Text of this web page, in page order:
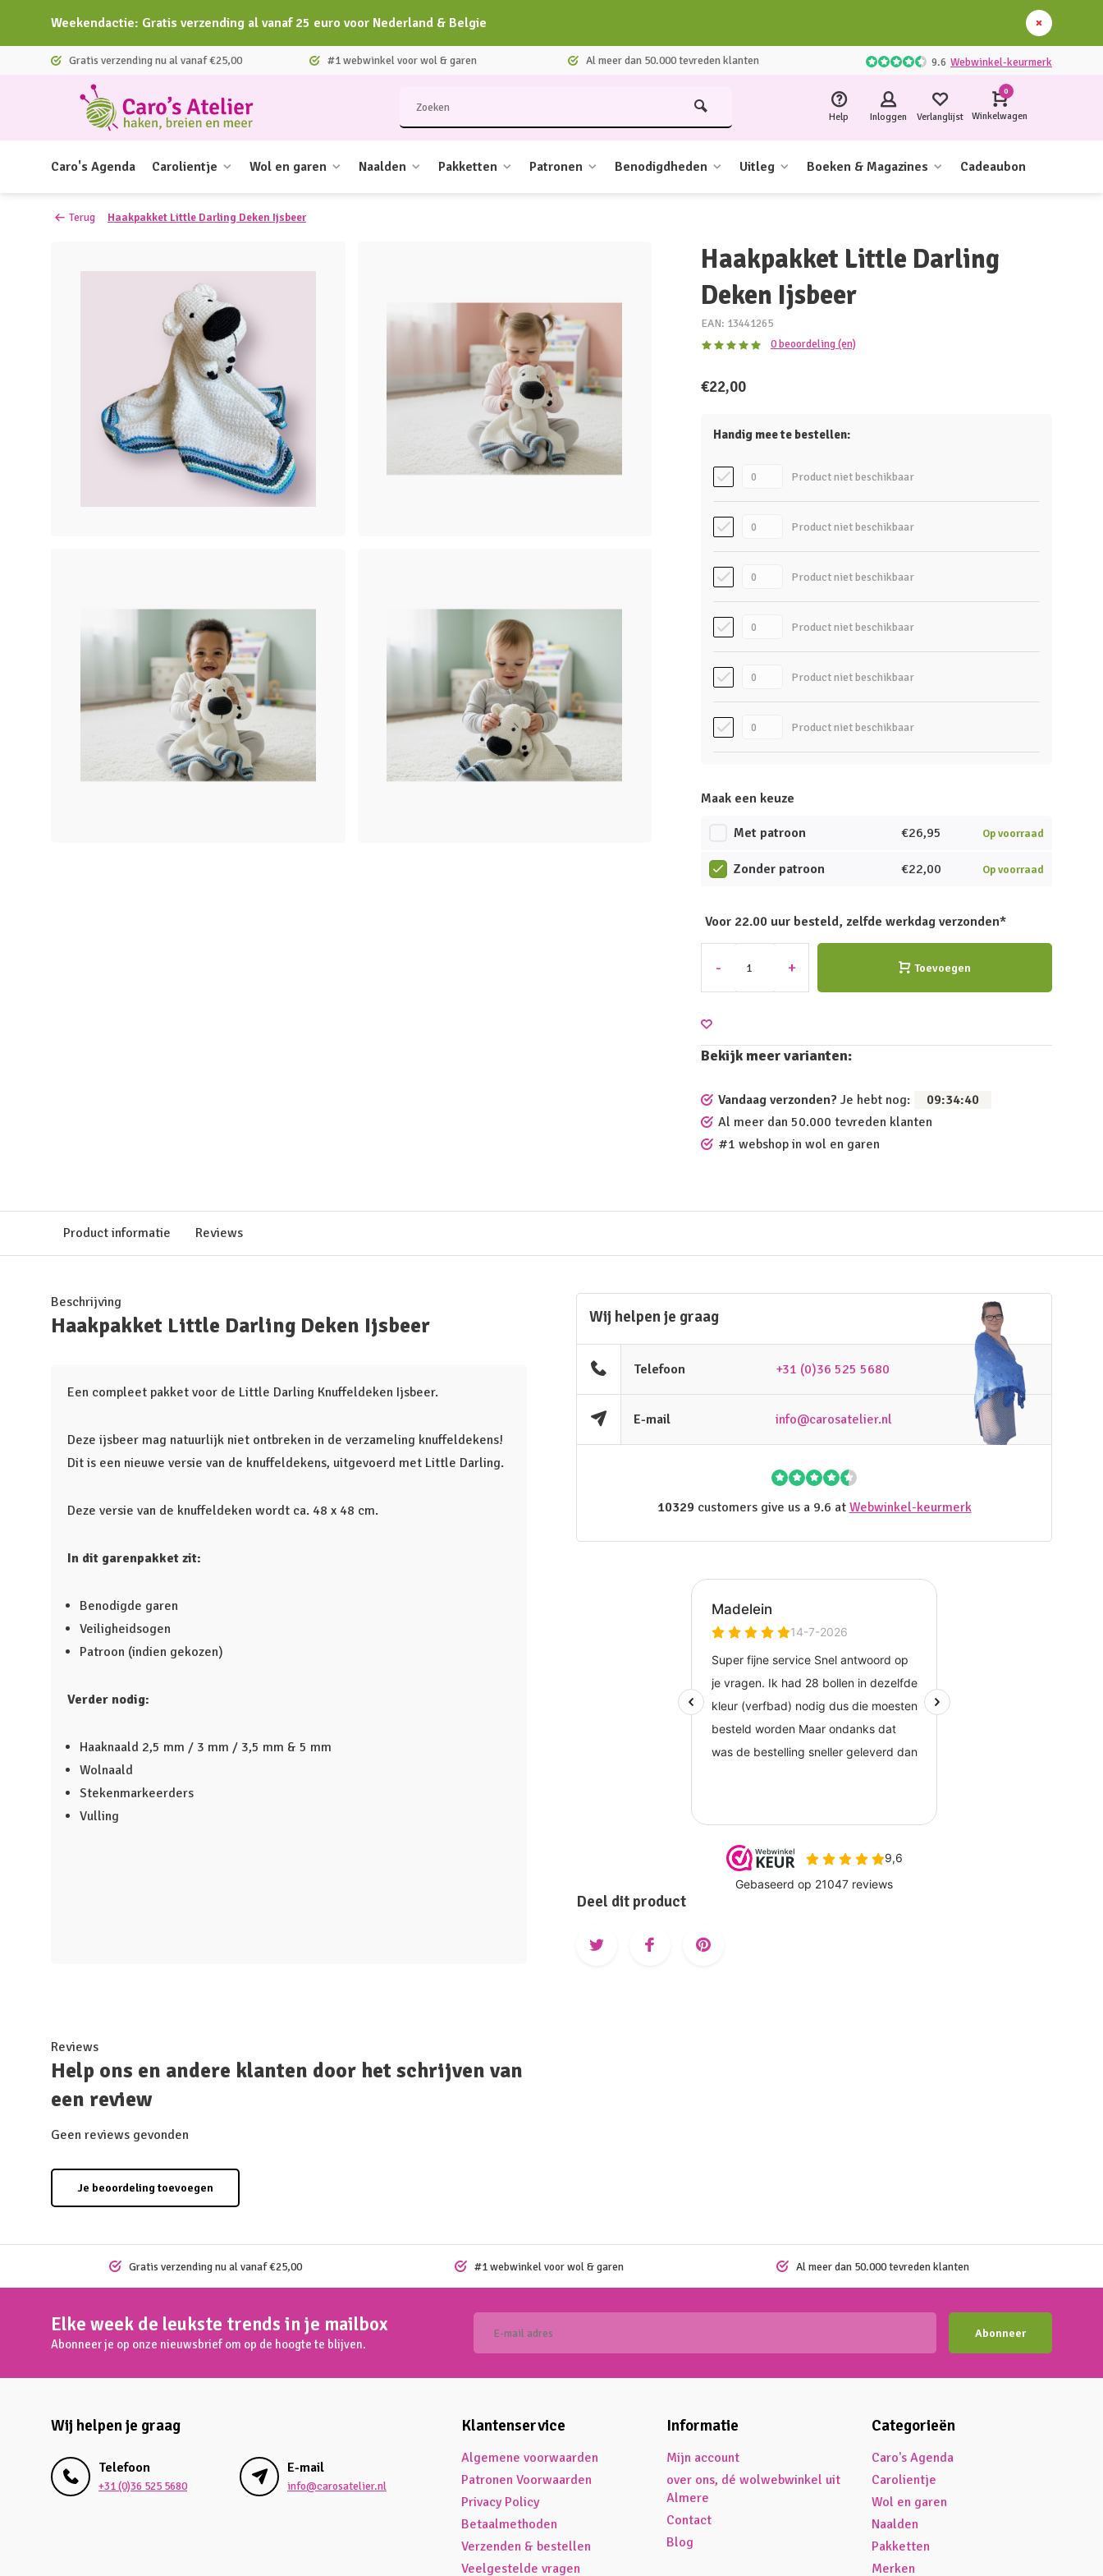
Weekendactie: Gratis verzending al vanaf 25 euro voor Nederland & Belgie
Gratis verzending nu al vanaf €25,00 #1 webwinkel voor wol & garen Al meer dan 50.000 tevreden klanten 9.6 Webwinkel-keurmerk
Help Inloggen Verlanglijst
0
Winkelwagen
Caro's Agenda Carolientje Wol en garen Naalden Pakketten Patronen Benodigdheden Uitleg Boeken & Magazines Cadeaubon
Terug Haakpakket Little Darling Deken Ijsbeer
Haakpakket Little Darling
Deken Ijsbeer
EAN: 13441265
0 beoordeling (en)
€22,00
Handig mee te bestellen:
Product niet beschikbaar
Product niet beschikbaar
Product niet beschikbaar
Product niet beschikbaar
Product niet beschikbaar
Product niet beschikbaar
Maak een keuze
Met patroon €26,95 Op voorraad
Zonder patroon €22,00 Op voorraad
Voor 22.00 uur besteld, zelfde werkdag verzonden*
- + Toevoegen
Bekijk meer varianten:
Vandaag verzonden? Je hebt nog: 09:34:39
Al meer dan 50.000 tevreden klanten
#1 webshop in wol en garen
Product informatie Reviews
Beschrijving
Haakpakket Little Darling Deken Ijsbeer
Een compleet pakket voor de Little Darling Knuffeldeken Ijsbeer.
Deze ijsbeer mag natuurlijk niet ontbreken in de verzameling knuffeldekens!
Dit is een nieuwe versie van de knuffeldekens, uitgevoerd met Little Darling.
Deze versie van de knuffeldeken wordt ca. 48 x 48 cm.
In dit garenpakket zit:
Benodigde garen
Veiligheidsogen
Patroon (indien gekozen)
Verder nodig:
Haaknaald 2,5 mm / 3 mm / 3,5 mm & 5 mm
Wolnaald
Stekenmarkeerders
Vulling
Wij helpen je graag
Telefoon +31 (0)36 525 5680
E-mail info@carosatelier.nl
10329customers give us a 9.6 at Webwinkel-keurmerk
Deel dit product
Reviews
Help ons en andere klanten door het schrijven van
een review
Geen reviews gevonden
Je beoordeling toevoegen
Gratis verzending nu al vanaf €25,00 #1 webwinkel voor wol & garen Al meer dan 50.000 tevreden klanten
Elke week de leukste trends in je mailbox
Abonneer je op onze nieuwsbrief om op de hoogte te blijven.
Abonneer
Wij helpen je graag
Telefoon
+31 (0)36 525 5680
E-mail
info@carosatelier.nl
Klantenservice
Algemene voorwaarden
Patronen Voorwaarden
Privacy Policy
Betaalmethoden
Verzenden & bestellen
Veelgestelde vragen
Informatie
Mijn account
over ons, dé wolwebwinkel uit
Almere
Contact
Blog
Categorieën
Caro's Agenda
Carolientje
Wol en garen
Naalden
Pakketten
Merken